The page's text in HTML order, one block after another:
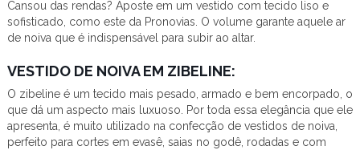
Cansou das rendas? Aposte em um vestido com tecido liso e
sofisticado, como este da Pronovias. O volume garante aquele ar
de noiva que é indispensável para subir ao altar.
VESTIDO DE NOIVA EM ZIBELINE:
O zibeline é um tecido mais pesado, armado e bem encorpado, o
que dá um aspecto mais luxuoso. Por toda essa elegância que ele
apresenta, é muito utilizado na confecção de vestidos de noiva,
perfeito para cortes em evasê, saias no godê, rodadas e com